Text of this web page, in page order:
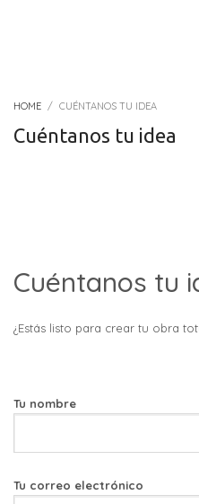
HOME CUÉNTANOS TU IDEA
Cuéntanos tu idea
Cuéntanos tu
¿Estás listo para crear tu obra
Tu nombre
Tu correo electrónico